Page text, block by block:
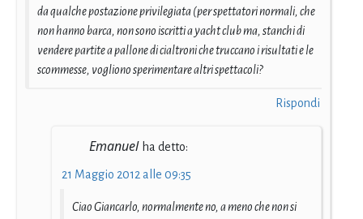
da qualche postazione privilegiata (per spettatori normali, che
non hanno barca, non sono iscritti a yacht club ma, stanchi di
vendere partite a pallone di cialtroni che truccano i risultati e le
scommesse, vogliono sperimentare altri spettacoli?
Rispondi
Emanuel ha detto:
21 Maggio 2012 alle 09:35
Ciao Giancarlo, normalmente no, a meno che non si